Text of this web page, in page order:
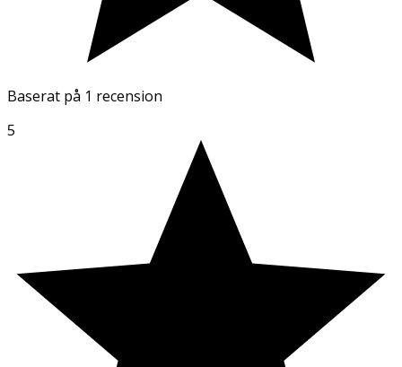
Baserat på 1 recension
5